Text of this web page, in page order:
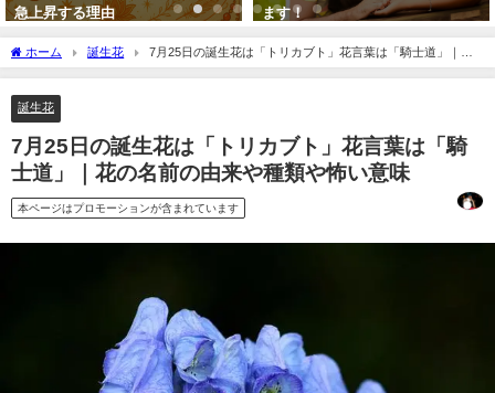
ます！
ホーム 誕生花
7月25日の誕生花は「トリカブト」花言葉は「騎士道」｜花
の名前の由来や種類や怖い意味
誕生花
7月25日の誕生花は「トリカブト」花言葉は「騎
士道」｜花の名前の由来や種類や怖い意味
本ページはプロモーションが含まれています